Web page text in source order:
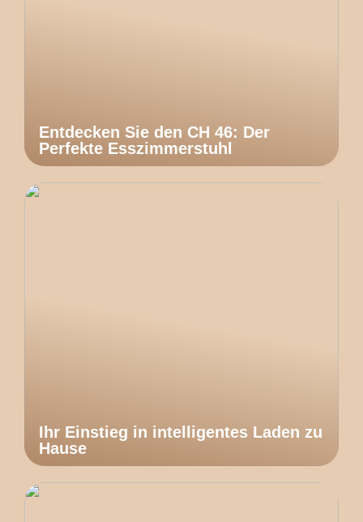
Entdecken Sie den CH 46: Der
Perfekte Esszimmerstuhl
Ihr Einstieg in intelligentes Laden zu
Hause